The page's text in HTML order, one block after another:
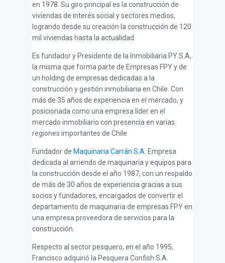
en 1978. Su giro principal es la construcción de
viviendas de interés social y sectores medios,
logrando desde su creación la construcción de 120
mil viviendas hasta la actualidad
Es fundador y Presidente de la Inmobiliaria PY S.A,
la misma que forma parte de Empresas FPY y de
un holding de empresas dedicadas a la
construcción y gestión inmobiliaria en Chile. Con
más de 35 años de experiencia en el mercado, y
posicionada como una empresa líder en el
mercado inmobiliario con presencia en varias
regiones importantes de Chile
Fundador de Maquinaria Carrán S.A. Empresa
dedicada al arriendo de maquinaria y equipos para
la construcción desde el año 1987, con un respaldo
de más de 30 años de experiencia gracias a sus
socios y fundadores, encargados de convertir el
departamento de maquinaria de empresas FPY en
una empresa proveedora de servicios para la
construcción.
Respecto al sector pesquero, en el año 1995,
Francisco adquirió la Pesquera Confish S.A.